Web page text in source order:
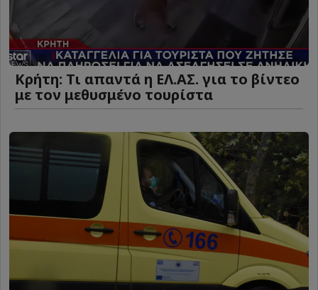
Κρήτη: Τι απαντά η ΕΛ.ΑΣ. για το βίντεο
με τον μεθυσμένο τουρίστα